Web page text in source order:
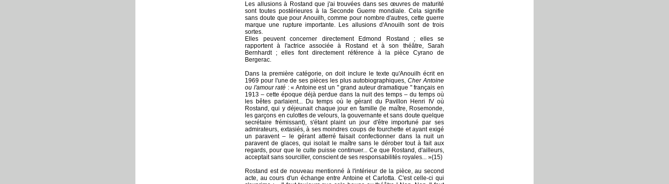
Les allusions à Rostand que j'ai trouvées dans ses œuvres de maturité
sont toutes postérieures à la Seconde Guerre mondiale. Cela signifie
sans doute que pour Anouilh, comme pour nombre d'autres, cette guerre
marque une rupture importante. Les allusions d'Anouilh sont de trois
sortes.
Elles peuvent concerner directement Edmond Rostand ; elles se
rapportent à l'actrice associée à Rostand et à son théâtre, Sarah
Bernhardt ; elles font directement référence à la pièce Cyrano de
Bergerac.
Dans la première catégorie, on doit inclure le texte qu'Anouilh écrit en
1969 pour l'une de ses pièces les plus autobiographiques,Cher Antoine
ou l'amour raté : « Antoine est un " grand auteur dramatique " français en
1913 – cette époque déjà perdue dans la nuit des temps – du temps où
les bêtes parlaient... Du temps où le gérant du Pavillon Henri IV où
Rostand, qui y déjeunait chaque jour en famille (le maître, Rosemonde,
les garçons en culottes de velours, la gouvernante et sans doute quelque
secrétaire frémissant), s'étant plaint un jour d'être importuné par ses
admirateurs, extasiés, à ses moindres coups de fourchette et ayant exigé
un paravent – le gérant atterré faisait confectionner dans la nuit un
paravent de glaces, qui isolait le maître sans le dérober tout à fait aux
regards, pour que le culte puisse continuer... Ce que Rostand, d'ailleurs,
acceptait sans sourciller, conscient de ses responsabilités royales... »(15)
Rostand est de nouveau mentionné à l'intérieur de la pièce, au second
acte, au cours d'un échange entre Antoine et Carlotta. C'est celle-ci qui